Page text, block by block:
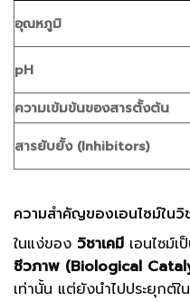
อุณหภูมิ
pH
ความเข้มข้นของสารตั้งต้น
สารยับยั้ง (Inhibitors)
ความสำคัญของเอนไซม์ในวิ
ในแง่ของ วิชาเคมี เอนไซม์
ชีวภาพ (Biological
เท่านั้น แต่ยังนำไปประยุกต์ใ